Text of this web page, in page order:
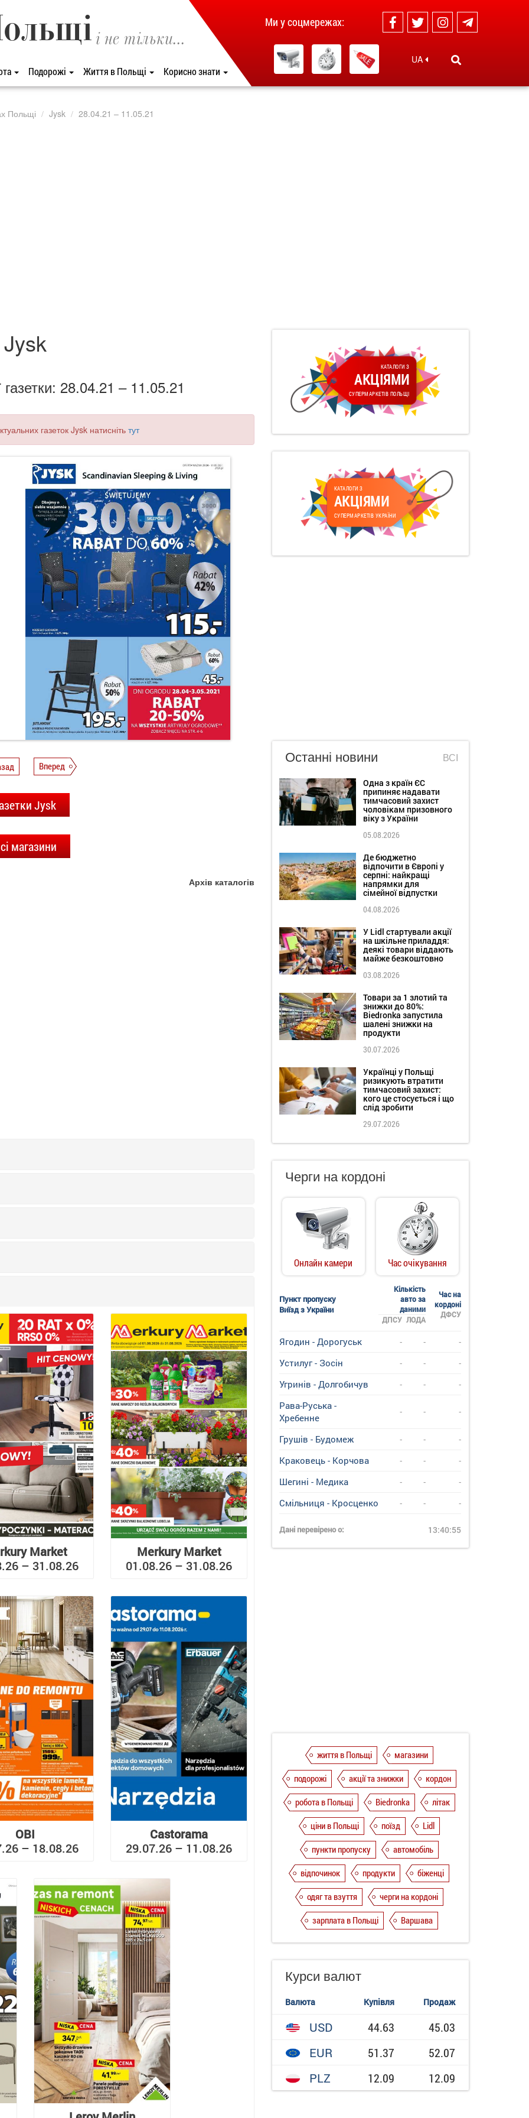
і не тільки...
Подорожі Життя в Польщі Корисно знати
Ми у соцмережах:
UA
Польщі Jysk 28.04.21 – 11.05.21
Jysk
газетки: 28.04.21 – 11.05.21
газеток Jysk натисніть тут
Вперед
Jysk
магазини
Архів каталогів
Market
– 31.08.26
Merkury Market
01.08.26 – 31.08.26
OBI
– 18.08.26
Castorama
29.07.26 – 11.08.26
КАТАЛОГИ З
АКЦІЯМИ
СУПЕРМАРКЕТІВ ПОЛЬЩІ
КАТАЛОГИ З
АКЦІЯМИ
СУПЕРМАРКЕТІВ УКРАЇНИ
Останні новини ВСІ
Одна з країн ЄС
припиняє надавати
тимчасовий захист
чоловікам призовного
віку з України
05.08.2026
Де бюджетно
відпочити в Європі у
серпні: найкращі
напрямки для
сімейної відпустки
04.08.2026
У Lidl стартували акції
на шкільне приладдя:
деякі товари віддають
майже безкоштовно
03.08.2026
Товари за 1 злотий та
знижки до 80%:
Biedronka запустила
шалені знижки на
продукти
30.07.2026
Українці у Польщі
ризикують втратити
тимчасовий захист:
кого це стосується і що
слід зробити
29.07.2026
Черги на кордоні
Онлайн камери Час очікування
Пункт пропуску
Виїзд з України
Кількість
авто за
даними
Час на
кордоні
ДФСУ
ДПСУ ЛОДА
Ягодин - Дорогуськ - -
-
Устилуг - Зосін
- -
-
Угринiв - Долгобичув
- -
-
Рава-Руська -
Хребенне
- - -
Грушів - Будомеж - -
-
Краковець - Корчова
- -
-
Шегині - Медика
- -
-
Смільниця - Кросценко
- - -
Дані перевірено о: 13:40:55
життя в Польщі
магазини
подорожі
акції та знижки
кордон
робота в Польщі
Biedronka
літак
ціни в Польщі
поїзд
Lidl
пункти пропуску
автомобіль
відпочинок
продукти
біженці
одяг та взуття
черги на кордоні
зарплата в Польщі
Варшава
Курси валют
Валюта Купівля Продаж
USD 44.63
45.03
EUR
51.37
52.07
PLZ
12.09 12.09